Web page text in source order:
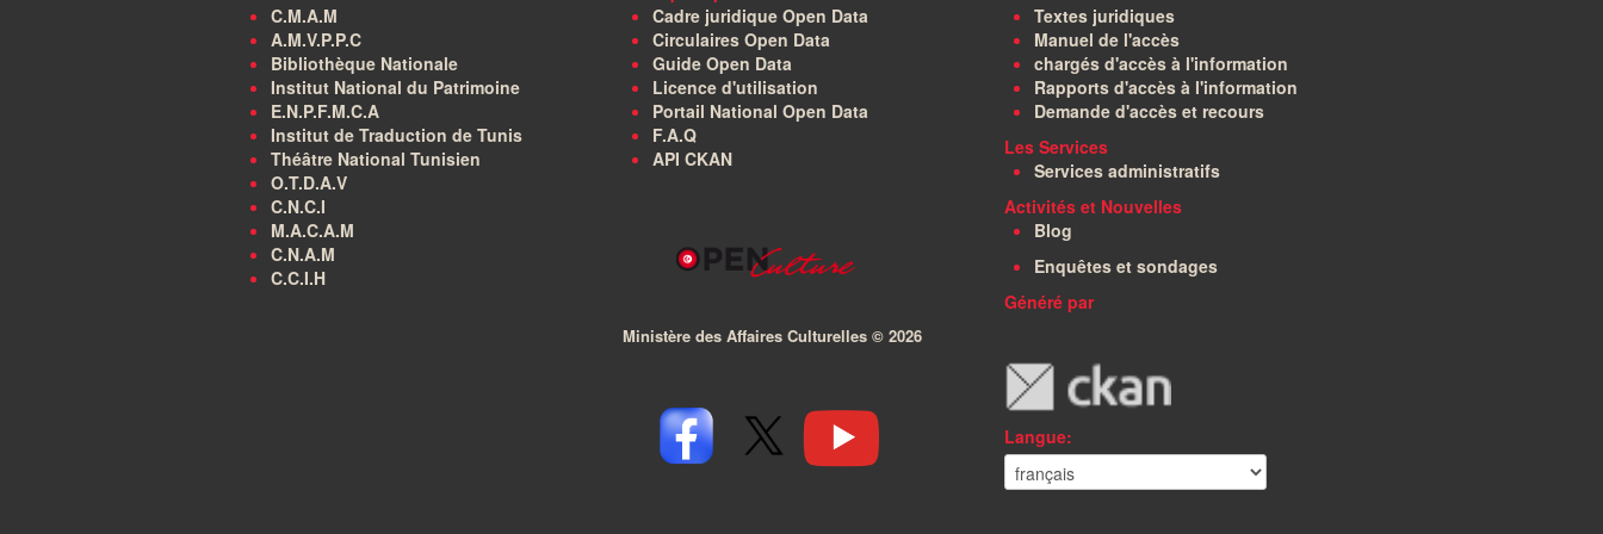
C.M.A.M
A.M.V.P.P.C
Bibliothèque Nationale
Institut National du Patrimoine
E.N.P.F.M.C.A
Institut de Traduction de Tunis
Théâtre National Tunisien
O.T.D.A.V
C.N.C.I
M.A.C.A.M
C.N.A.M
C.C.I.H
Cadre juridique Open Data
Circulaires Open Data
Guide Open Data
Licence d'utilisation
Portail National Open Data
F.A.Q
API CKAN
Ministère des Affaires Culturelles © 2026
Textes juridiques
Manuel de l'accès
chargés d'accès à l'information
Rapports d'accès à l'information
Demande d'accès et recours
Les Services
Services administratifs
Activités et Nouvelles
Blog
Enquêtes et sondages
Généré par
Langue